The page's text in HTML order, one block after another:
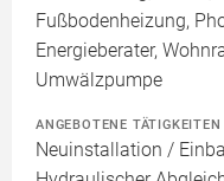
Fußbodenheizung,
Energieberater,
Umwälzpumpe
ANGEBOTENE TÄTIGKEITEN
Neuinstallation /